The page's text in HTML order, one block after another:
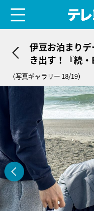
伊豆お泊まり
き出す！『続
た』ついに最終回
（写真ギャラリー 18/19）